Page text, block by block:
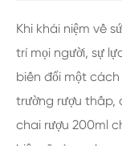
Khi khái niệm về
trí mọi người, sự
biến đổi một
trường rượu thấp,
chai rượu 200ml